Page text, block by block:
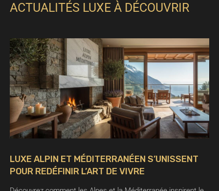
ACTUALITÉS LUXE À DÉCOUVRIR
LUXE ALPIN ET MÉDITERRANÉEN S’UNISSENT
POUR REDÉFINIR L’ART DE VIVRE